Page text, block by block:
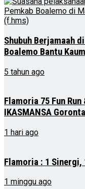
Shubuh Berjamaah
Boalemo Bantu
5 tahun ago
Flamoria 75 Fun
IKASMANSA
1 hari ago
Flamoria : 1 Sinergi,
1 minggu ago